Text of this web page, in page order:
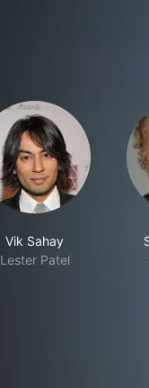
Vik Sahay
Lester Patel